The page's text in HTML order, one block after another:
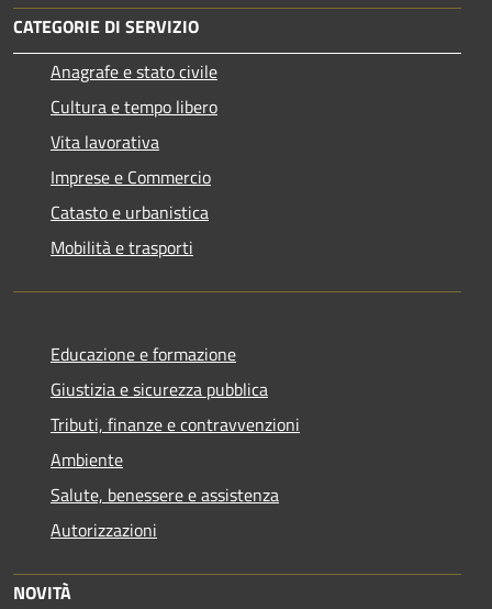
CATEGORIE DI SERVIZIO
Anagrafe e stato civile
Cultura e tempo libero
Vita lavorativa
Imprese e Commercio
Catasto e urbanistica
Mobilità e trasporti
Educazione e formazione
Giustizia e sicurezza pubblica
Tributi, finanze e contravvenzioni
Ambiente
Salute, benessere e assistenza
Autorizzazioni
NOVITÀ